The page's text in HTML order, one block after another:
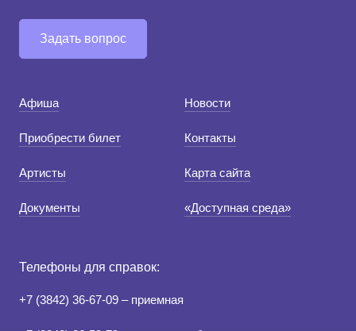
Задать вопрос
Телефоны для справок:
+7 (3842) 36-67-09 – приемная
Афиша
Приобрести билет
Артисты
Документы
Новости
Контакты
Карта сайта
«Доступная среда»